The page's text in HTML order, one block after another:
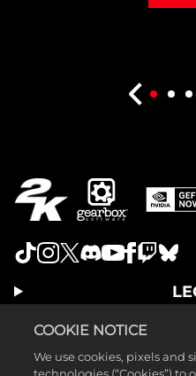
COOKIE NOTICE
We use cookies, pixels and